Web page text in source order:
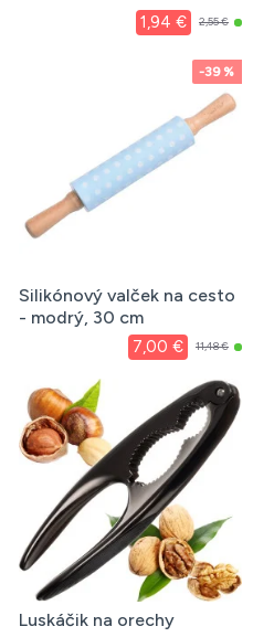
1,94 € 2,55 €
-39 %
Silikónový valček na cesto
- modrý, 30 cm
7,00 € 11,48 €
Luskáčik na orechy